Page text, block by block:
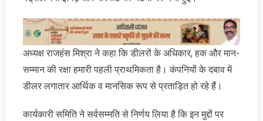
अध्यक्ष राजहंस मिश्रा ने कहा कि डीलरों के अधिकार, हक और मान-
सम्मान की रक्षा हमारी पहली प्राथमिकता है। कंपनियों के दबाव में
डीलर लगातार आर्थिक व मानसिक रूप से प्रताड़ित हो रहे हैं।
कार्यकारी समिति ने सर्वसम्मति से निर्णय लिया है कि इन मुद्दों पर